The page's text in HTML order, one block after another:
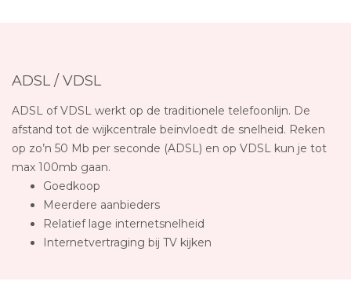
ADSL / VDSL
ADSL of VDSL werkt op de traditionele telefoonlijn. De
afstand tot de wijkcentrale beïnvloedt de snelheid. Reken
op zo’n 50 Mb per seconde (ADSL) en op VDSL kun je tot
max 100mb gaan.
Goedkoop
Meerdere aanbieders
Relatief lage internetsnelheid
Internetvertraging bij TV kijken